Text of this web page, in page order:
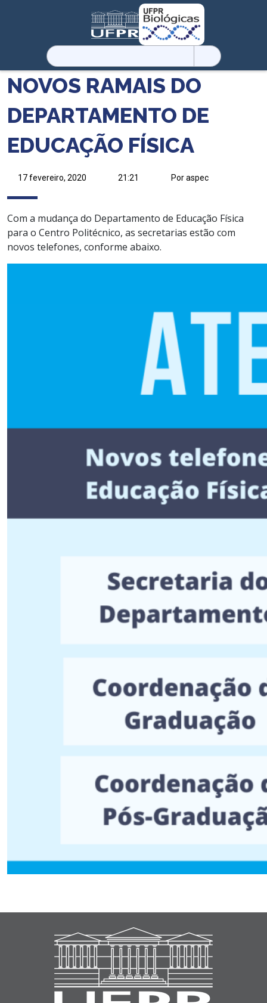
Pesquisar
por:
NOVOS RAMAIS DO
DEPARTAMENTO DE
EDUCAÇÃO FÍSICA
17 fevereiro, 2020 21:21 Por aspec
Com a mudança do Departamento de Educação Física
para o Centro Politécnico, as secretarias estão com
novos telefones, conforme abaixo.